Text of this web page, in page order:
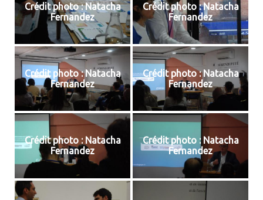
Crédit photo : Natacha
Fernandez
Crédit photo : Natacha
Fernandez
Crédit photo : Natacha
Fernandez
Crédit photo : Natacha
Fernandez
Crédit photo : Natacha
Fernandez
Crédit photo : Natacha
Fernandez